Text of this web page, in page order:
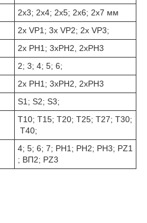
2x3; 2x4; 2x5; 2x6; 2х7 мм
2x VP1; 3x VP2; 2x VP3;
2x PH1; 3xPH2, 2xPH3
2; 3; 4; 5; 6;
2x PH1; 3xPH2, 2xPH3
S1; S2; S3;
Т10; Т15; Т20; Т25; Т27; Т30;
Т40;
4; 5; 6; 7; PH1; PH2; PH3; PZ1
; ВП2; PZ3